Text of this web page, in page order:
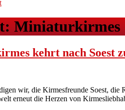
Miniaturkirmes
kehrt nach Soest
wir, die Kirmesfreunde Soest, die
erneut die Herzen von